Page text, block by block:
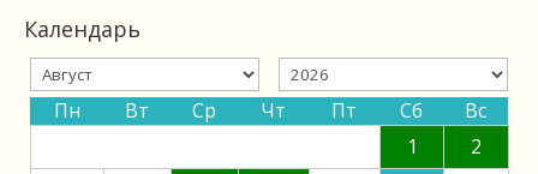
Календарь
Пн Вт Ср Чт Пт Сб
Вс
1
2